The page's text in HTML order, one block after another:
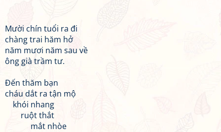
Mười chín tuổi ra đi
chàng trai hăm hở
năm mươi năm sau về
ông già trầm tư.
Đến thăm bạn
cháu dắt ra tận mộ
khói nhang
ruột thắt
mắt nhòe